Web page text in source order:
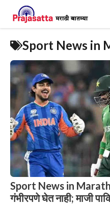
content
Sport News in
Sport News in
गंभीरपणे घेत नाही; माजी